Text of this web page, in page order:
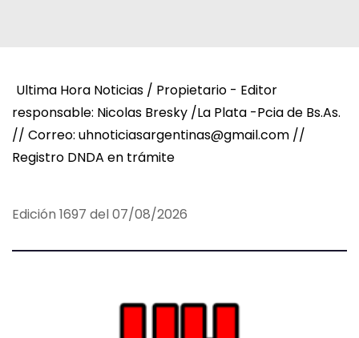
Ultima Hora Noticias / Propietario - Editor
responsable: Nicolas Bresky /La Plata -Pcia de Bs.As.
// Correo: uhnoticiasargentinas@gmail.com //
Registro DNDA en trámite
Edición 1697 del 07/08/2026